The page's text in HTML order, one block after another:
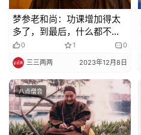
梦参老和尚：功课增加得太
多了，到最后，什么都不念
了0 1 0
三三两两 2023年12月8日
八点僧音